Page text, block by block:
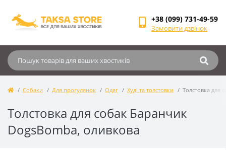
+38 (099) 731-49-59
Замовити дзвінок
Собаки Для прогулянок Одяг Худі та толстовки Толстовка для
Толстовка для собак Баранчик
DogsBomba, оливкова